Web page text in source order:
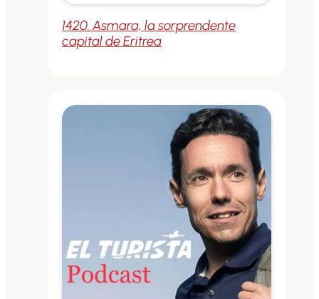
1420. Asmara, la sorprendente
capital de Eritrea